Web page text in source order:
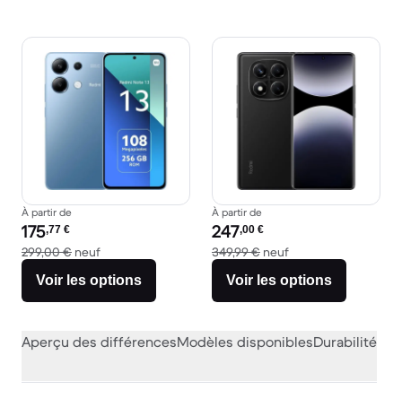
À partir de
Prix reconditionné :
175,77 €
299,00 € neufcontre 299,00 € neuf
Voir les options
À partir de
Prix reconditionné :
247,00 €
349,99 € neufcontre 349,99 €
Voir les options
Aperçu des différencesModèles disponiblesDurabilité